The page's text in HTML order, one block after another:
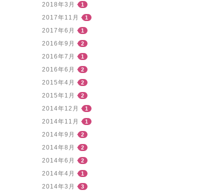
2018年3月 1
2017年11月 1
2017年6月 1
2016年9月 2
2016年7月 1
2016年6月 2
2015年4月 2
2015年1月 2
2014年12月 1
2014年11月 1
2014年9月 2
2014年8月 2
2014年6月 2
2014年4月 1
2014年3月 3